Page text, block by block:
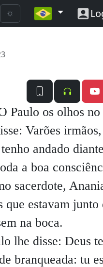
Paulo os olhos no
Varões
andado
a boa
sacerdote,
que estavam junto
na boca.
lhe disse: Deus te
branqueada: tu